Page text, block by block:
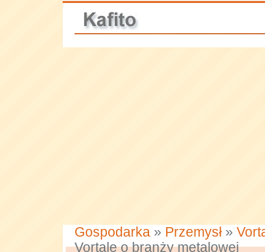
Gospodarka » Przemysł »
Vortale o branży metalowej